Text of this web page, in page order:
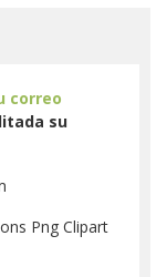
correo
su
Png Clipart